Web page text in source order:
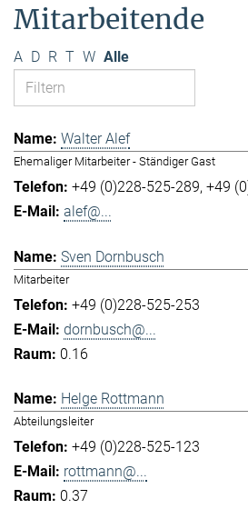
Mitarbeitende
A D R T W Alle
Walter Alef
Ehemaliger Mitarbeiter - Ständiger Gast
+49 (0)228-525-289 +49
alef@...
Sven Dornbusch
Mitarbeiter
+49 (0)228-525-253
dornbusch@...
0.16
Helge Rottmann
Abteilungsleiter
+49 (0)228-525-123
rottmann@...
0.37